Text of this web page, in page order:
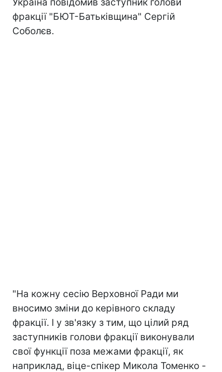
фракції "БЮТ-Батьківщина" Сергій
Соболєв.
"На кожну сесію Верховної Ради ми
вносимо зміни до керівного складу
фракції. І у зв'язку з тим, що цілий ряд
заступників голови фракції виконували
свої функції поза межами фракції, як
наприклад, віце-спікер Микола Томенко -